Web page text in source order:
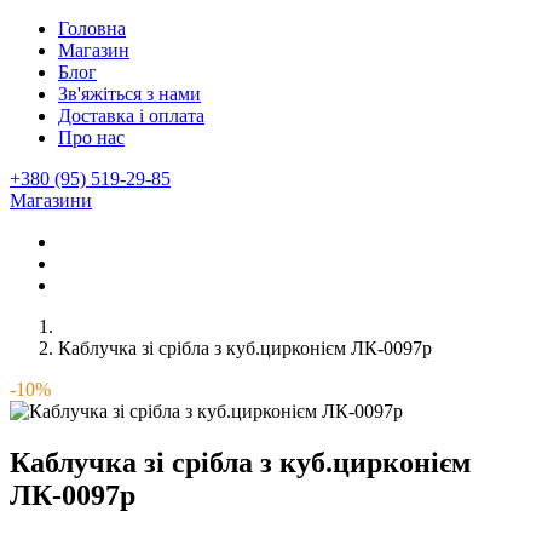
Головна
Магазин
Блог
Зв'яжіться з нами
Доставка і оплата
Про нас
+380 (95) 519-29-85
Магазини
Каблучка зі срібла з куб.цирконієм ЛК-0097р
-10%
Каблучка зі срібла з куб.цирконієм
ЛК-0097р